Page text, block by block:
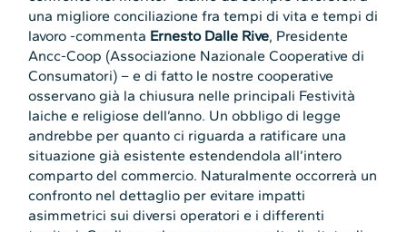
una migliore conciliazione fra tempi di vita e tempi di
lavoro -commenta Ernesto Dalle Rive, Presidente
Ancc-Coop (Associazione Nazionale Cooperative di
Consumatori) – e di fatto le nostre cooperative
osservano già la chiusura nelle principali Festività
laiche e religiose dell’anno. Un obbligo di legge
andrebbe per quanto ci riguarda a ratificare una
situazione già esistente estendendola all’intero
comparto del commercio. Naturalmente occorrerà un
confronto nel dettaglio per evitare impatti
asimmetrici sui diversi operatori e i differenti